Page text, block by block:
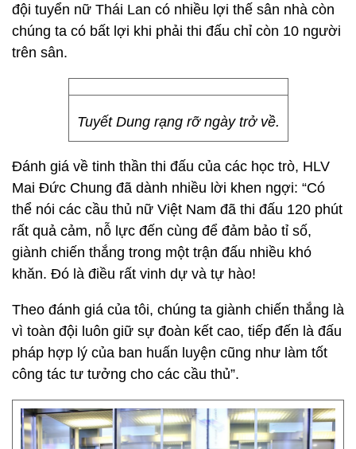
đội tuyển nữ Thái Lan có nhiều lợi thế sân nhà còn
chúng ta có bất lợi khi phải thi đấu chỉ còn 10 người
trên sân.
Tuyết Dung rạng rỡ ngày trở về.
Đánh giá về tinh thần thi đấu của các học trò, HLV
Mai Đức Chung đã dành nhiều lời khen ngợi: “Có
thể nói các cầu thủ nữ Việt Nam đã thi đấu 120 phút
rất quả cảm, nỗ lực đến cùng để đảm bảo tỉ số,
giành chiến thắng trong một trận đấu nhiều khó
khăn. Đó là điều rất vinh dự và tự hào!
Theo đánh giá của tôi, chúng ta giành chiến thắng là
vì toàn đội luôn giữ sự đoàn kết cao, tiếp đến là đấu
pháp hợp lý của ban huấn luyện cũng như làm tốt
công tác tư tưởng cho các cầu thủ”.